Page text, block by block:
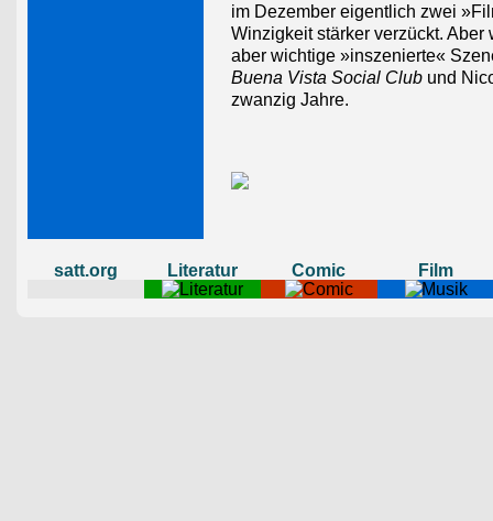
im Dezember eigentlich zwei
Winzigkeit stärker verzückt.
aber wichtige »inszenierte«
Buena Vista Social Club und
zwanzig Jahre.
satt.org Literatur Comic Film